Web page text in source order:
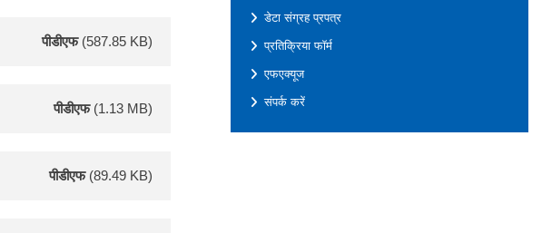
डेटा संग्रह प्रपत्र
प्रतिक्रिया फॉर्म
एफएक्यूज
संपर्क करें
पीडीएफ(587.85 KB)
पीडीएफ(1.13 MB)
पीडीएफ(89.49 KB)